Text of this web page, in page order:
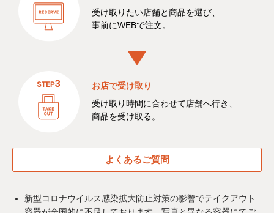
受け取りたい店舗と商品を選び、
事前にWEBで注文。
お店で受け取り
受け取り時間に合わせて店舗へ行き、
商品を受け取る。
よくあるご質問
新型コロナウイルス感染拡⼤防⽌対策の影響でテイクアウト